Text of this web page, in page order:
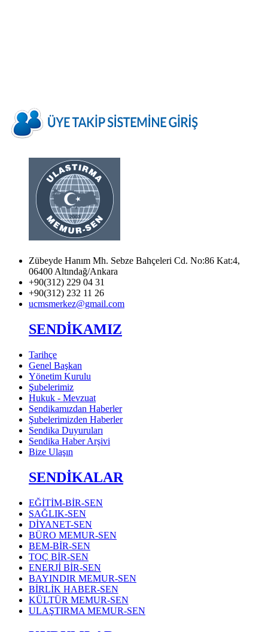
Zübeyde Hanım Mh. Sebze Bahçeleri Cd. No:86 Kat:4,
06400 Altındağ/Ankara
+90(312) 229 04 31
+90(312) 232 11 26
ucmsmerkez@gmail.com
SENDİKAMIZ
Tarihçe
Genel Başkan
Yönetim Kurulu
Şubelerimiz
Hukuk - Mevzuat
Sendikamızdan Haberler
Şubelerimizden Haberler
Sendika Duyuruları
Sendika Haber Arşivi
Bize Ulaşın
SENDİKALAR
EĞİTİM-BİR-SEN
SAĞLIK-SEN
DİYANET-SEN
BÜRO MEMUR-SEN
BEM-BİR-SEN
TOÇ BİR-SEN
ENERJİ BİR-SEN
BAYINDIR MEMUR-SEN
BİRLİK HABER-SEN
KÜLTÜR MEMUR-SEN
ULAŞTIRMA MEMUR-SEN